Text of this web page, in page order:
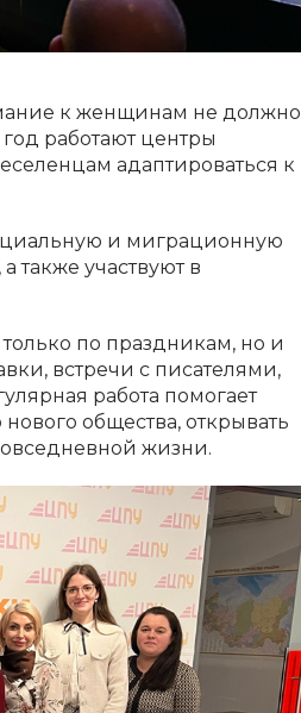
к женщинам не должно
работают центры
адаптироваться к
и миграционную
также участвуют в
по праздникам, но и
встречи с писателями,
работа помогает
общества, открывать
жизни.